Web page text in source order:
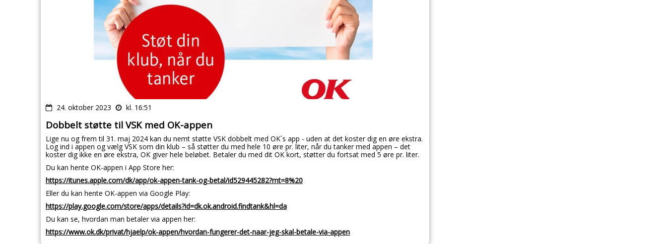
24. oktober 2023 kl. 16:51
Dobbelt støtte til VSK med OK-appen
Lige nu og frem til 31. maj 2024 kan du nemt støtte VSK dobbelt med OK´s app - uden at det koster dig en øre ekstra.
Log ind i appen og vælg VSK som din klub – så støtter du med hele 10 øre pr. liter, når du tanker med appen – det
koster dig ikke en øre ekstra, OK giver hele beløbet. Betaler du med dit OK kort, støtter du fortsat med 5 øre pr. liter.
Du kan hente OK-appen i App Store her:
https://itunes.apple.com/dk/app/ok-appen-tank-og-betal/id529445282?mt=8%20
Eller du kan hente OK-appen via Google Play:
https://play.google.com/store/apps/details?id=dk.ok.android.findtank&hl=da
Du kan se, hvordan man betaler via appen her:
https://www.ok.dk/privat/hjaelp/ok-appen/hvordan-fungerer-det-naar-jeg-skal-betale-via-appen